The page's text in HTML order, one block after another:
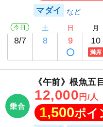
マダイ
今日
8/7
土
8
日
9
月
10
満席
乗合
《午前》根魚
12,000 円/人
1,500ポイ